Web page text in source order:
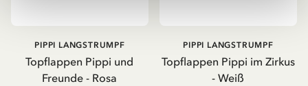
Topflappen Pippi und
Freunde - Rosa
PIPPI LANGSTRUMPF
Topflappen Pippi im Zirkus
- Weiß
PIPPI LANGSTRUMPF